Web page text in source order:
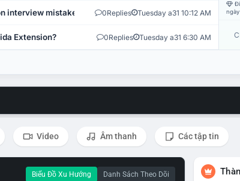
interview mistakes? 0Replies Tuesday a31 10:12 AM
Extension? 0Replies Tuesday a31 6:30 AM
Video Âm thanh Các tập tin
Biểu Đồ Xu Hướng Danh Sách Theo Dõi